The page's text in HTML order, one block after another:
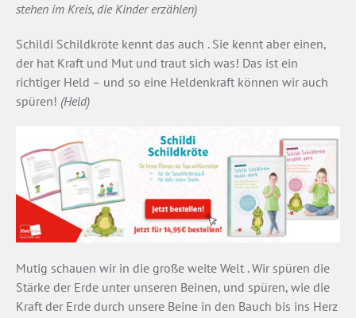
stehen im Kreis, die Kinder erzählen)
Schildi Schildkröte kennt das auch . Sie kennt aber einen,
der hat Kraft und Mut und traut sich was! Das ist ein
richtiger Held – und so eine Heldenkraft können wir auch
spüren! (Held)
Mutig schauen wir in die große weite Welt . Wir spüren die
Stärke der Erde unter unseren Beinen, und spüren, wie die
Kraft der Erde durch unsere Beine in den Bauch bis ins Herz